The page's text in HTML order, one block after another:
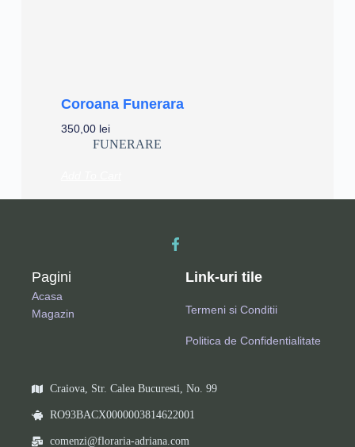
Coroana Funerara
350,00 lei
FUNERARE
Pagini
Acasa
Magazin
Link-uri tile
Termeni si Conditii
Politica de Confidentialitate
Craiova, Str. Calea Bucuresti, No. 99
RO93BACX0000003814622001
comenzi@floraria-adriana.com